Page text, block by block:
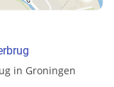
in Groningen